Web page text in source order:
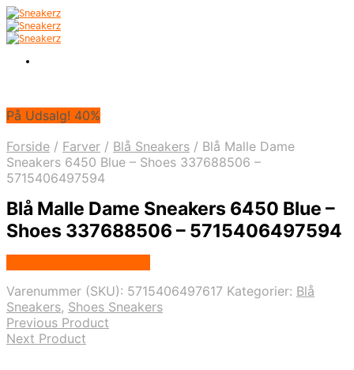
På Udsalg! 40%
Forside / Farver / Blå Sneakers / Blå Malle Dame
Sneakers 6450 Blue – Shoes 337688506 –
5715406497594
Blå Malle Dame Sneakers 6450 Blue –
Shoes 337688506 – 5715406497594
Varenummer (SKU): 5715406497617 Kategorier: Blå
Sneakers, Shoes Sneakers
Previous Product
Next Product